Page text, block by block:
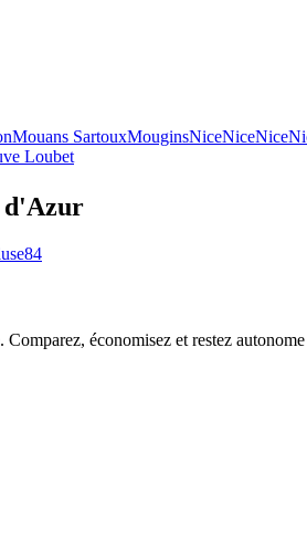
Mouans SartouxMouginsNiceNiceNice
Loubet
d'Azur
84
économisez et restez